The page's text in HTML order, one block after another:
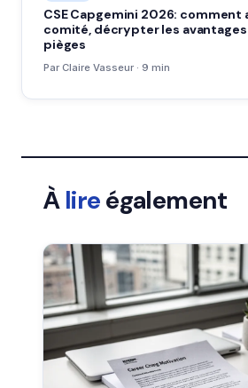
CSE Capgemini 2026: comment
comité, décrypter les
pièges
Par Claire Vasseur · 9 min
Àlireégalement